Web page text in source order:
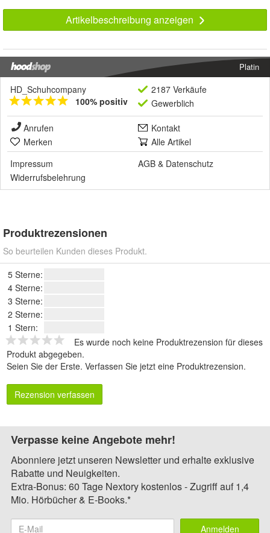
Artikelbeschreibung anzeigen
Platin
HD_Schuhcompany
100% positiv
2187 Verkäufe
Gewerblich
Anrufen
Kontakt
Merken
Alle Artikel
Impressum
AGB & Datenschutz
Widerrufsbelehrung
Produktrezensionen
So beurteilen Kunden dieses Produkt.
5 Sterne:
4 Sterne:
3 Sterne:
2 Sterne:
1 Stern:
Es wurde noch keine Produktrezension für dieses
Produkt abgegeben.
Seien Sie der Erste. Verfassen Sie jetzt eine Produktrezension.
Rezension verfassen
Verpasse keine Angebote mehr!
Abonniere jetzt unseren Newsletter und erhalte exklusive
Rabatte und Neuigkeiten.
Extra-Bonus: 60 Tage Nextory kostenlos - Zugriff auf 1,4
Mio. Hörbücher & E-Books.*
Anmelden